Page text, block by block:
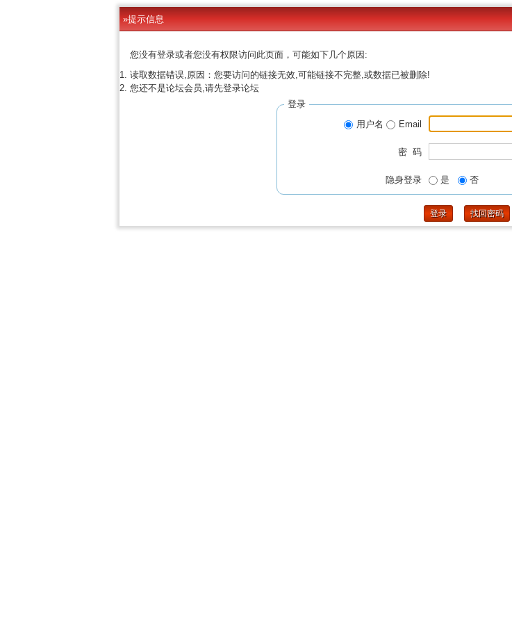
»提示信息
您没有登录或者您没有权限访问此页面，可能如下几个原因:
读取数据错误,原因：您要访问的链接无效,可能链接不完整,或数据已被删除!
您还不是论坛会员,请先登录论坛
登录
用户名
Email
密 码
隐身登录 是 否